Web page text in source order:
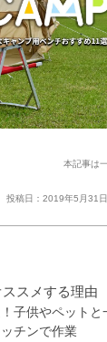
本記事は
投稿日：2019年5月31
スメする理由
子供やペット
チンで作業